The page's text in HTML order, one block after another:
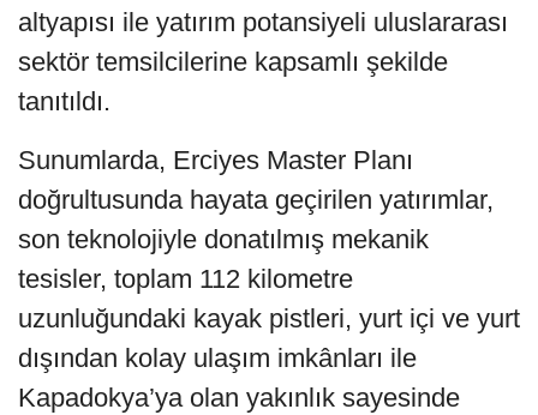
altyapısı ile yatırım potansiyeli uluslararası
sektör temsilcilerine kapsamlı şekilde
tanıtıldı.
Sunumlarda, Erciyes Master Planı
doğrultusunda hayata geçirilen yatırımlar,
son teknolojiyle donatılmış mekanik
tesisler, toplam 112 kilometre
uzunluğundaki kayak pistleri, yurt içi ve yurt
dışından kolay ulaşım imkânları ile
Kapadokya’ya olan yakınlık sayesinde